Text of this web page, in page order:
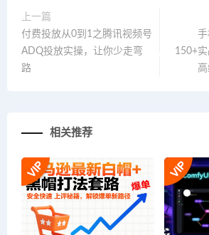
上一篇
付费投放从0到1之腾讯视频号
ADQ投放实操，让你少走弯
路
手
150+
相关推荐